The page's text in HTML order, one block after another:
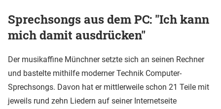
Sprechsongs aus dem PC: "Ich kann
mich damit ausdrücken"
Der musikaffine Münchner setzte sich an seinen Rechner
und bastelte mithilfe moderner Technik Computer-
Sprechsongs. Davon hat er mittlerweile schon 21 Teile mit
jeweils rund zehn Liedern auf seiner Internetseite